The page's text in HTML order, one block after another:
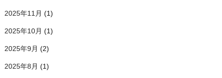
2025年11月 (1)
2025年10月 (1)
2025年9月 (2)
2025年8月 (1)